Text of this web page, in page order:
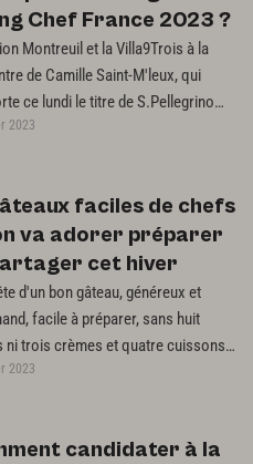
Chef France 2023 ?
Montreuil et la Villa9Trois à la
de Camille Saint-M'leux, qui
ce lundi le titre de S.Pellegrino
Chef France 2023 face…
2023
faciles de chefs
va adorer préparer
cet hiver
d'un bon gâteau, généreux et
facile à préparer, sans huit
ni trois crèmes et quatre cuissons
qui régale famille…
2023
candidater à la